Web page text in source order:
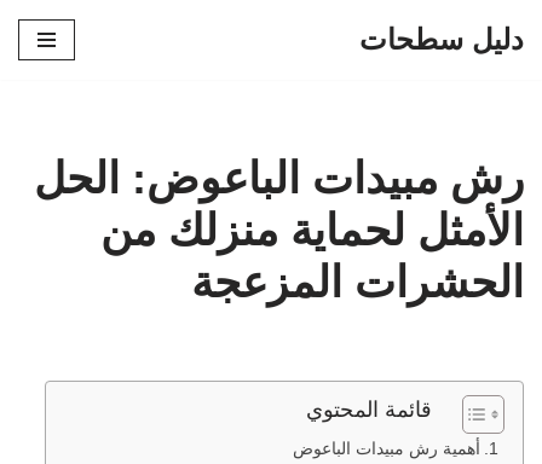
دليل سطحات
رش مبيدات الباعوض: الحل
الأمثل لحماية منزلك من
الحشرات المزعجة
قائمة المحتوي
أهمية رش مبيدات الباعوض